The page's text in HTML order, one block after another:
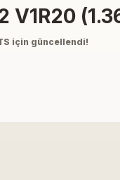
V1R20
için güncellendi!